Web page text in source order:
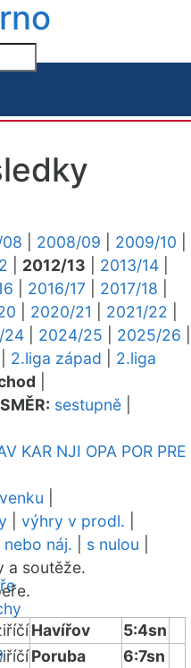
2008/09 2009/10
2012/13 2013/14
2016/17 2017/18
2020/21 2021/22
24 2024/25 2025/26
2.liga západ
2.liga
SMĚR: sestupně
KAR NJI OPA POR PRE
venku
výhry v prodl.
náj. s nulou
a soutěže.
Havířov
5:4sn
Poruba
6:7sn